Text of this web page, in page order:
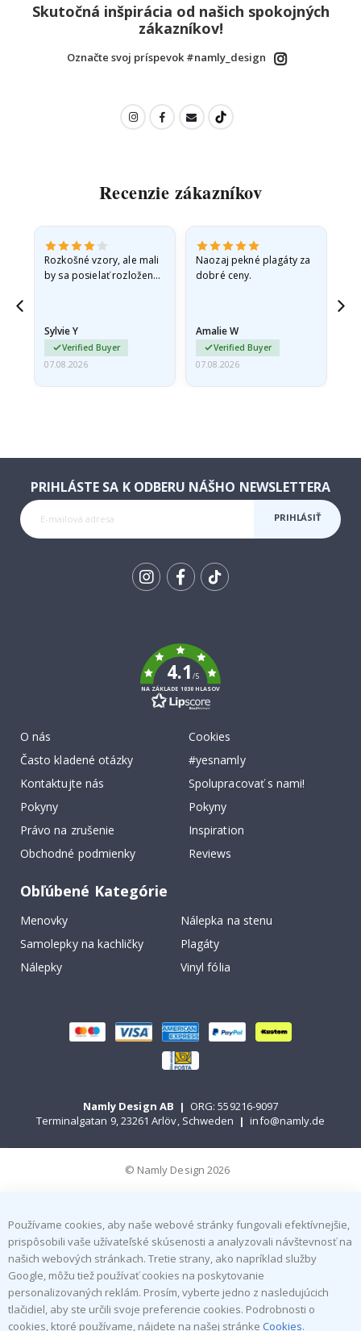
Skutočná inšpirácia od našich spokojných
zákazníkov!
Označte svoj príspevok #namly_design
Recenzie zákazníkov
Rozkošné vzory, ale mali
by sa posielať rozložené
Sylvie Y
Verified Buyer
07.08.2026
Naozaj pekné plagáty za
dobré ceny.
Amalie W
Verified Buyer
07.08.2026
PRIHLÁSTE SA K ODBERU NÁŠHO NEWSLETTERA
PRIHLÁSIŤ
4.1/5
NA ZÁKLADE 1030 HLASOV
O nás
Často kladené otázky
Kontaktujte nás
Pokyny
Právo na zrušenie
Obchodné podmienky
Cookies
#yesnamly
Spolupracovať s nami!
Pokyny
Inspiration
Reviews
Obľúbené Kategórie
Menovky
Nálepka na stenu
Samolepky na kachličky
Plagáty
Nálepky
Vinyl fólia
Namly Design AB | ORG: 559216-9097
Terminalgatan 9, 23261 Arlöv, Schweden | info@namly.de
© Namly Design 2026
Používame cookies, aby naše webové stránky fungovali efektívnejšie,
prispôsobili vaše užívateľské skúsenosti a analyzovali návštevnosť na
našich webových stránkach. Tretie strany, ako napríklad služby
Google, môžu tiež používať cookies na poskytovanie
personalizovaných reklám. Prosím, vyberte jedno z nasledujúcich
tlačidiel, aby ste určili svoje preferencie cookies. Podrobnosti o
cookies, ktoré používame, nájdete na našej stránke Cookies.